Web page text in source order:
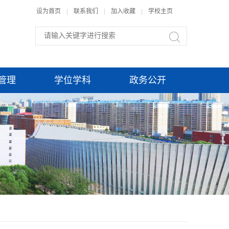
设为首页 联系我们 加入收藏 学校主页
理 学位学科 政务公开